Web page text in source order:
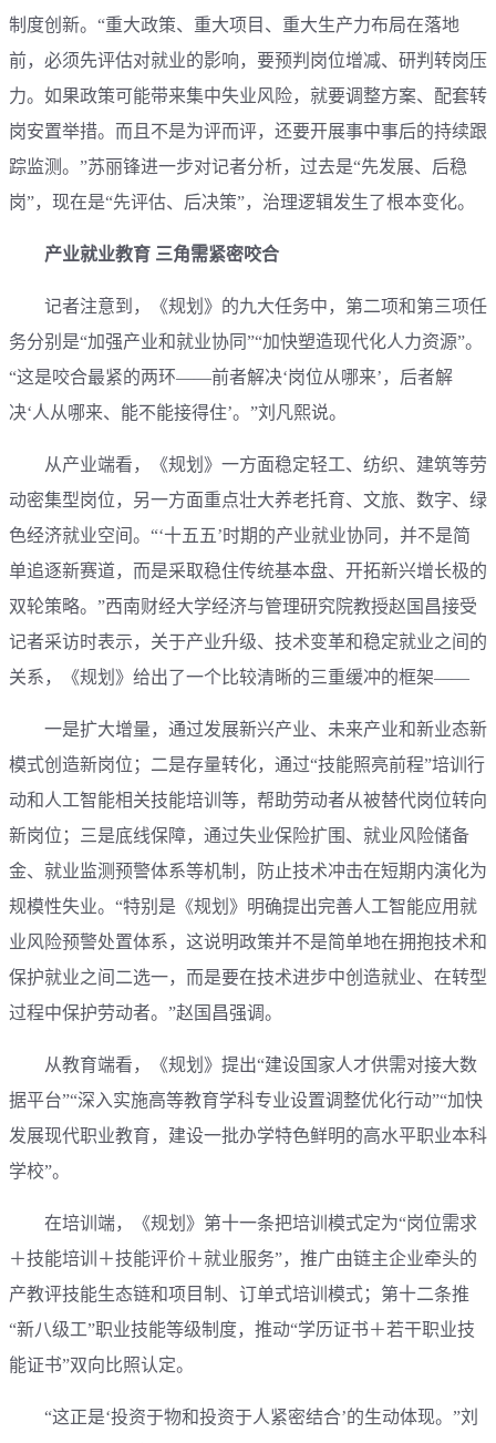
制度创新。“重大政策、重大项目、重大生产力布局在落地
前，必须先评估对就业的影响，要预判岗位增减、研判转岗压
力。如果政策可能带来集中失业风险，就要调整方案、配套转
岗安置举措。而且不是为评而评，还要开展事中事后的持续跟
踪监测。”苏丽锋进一步对记者分析，过去是“先发展、后稳
岗”，现在是“先评估、后决策”，治理逻辑发生了根本变化。
产业就业教育 三角需紧密咬合
记者注意到，《规划》的九大任务中，第二项和第三项任
务分别是“加强产业和就业协同”“加快塑造现代化人力资源”。
“这是咬合最紧的两环——前者解决‘岗位从哪来’，后者解
决‘人从哪来、能不能接得住’。”刘凡熙说。
从产业端看，《规划》一方面稳定轻工、纺织、建筑等劳
动密集型岗位，另一方面重点壮大养老托育、文旅、数字、绿
色经济就业空间。“‘十五五’时期的产业就业协同，并不是简
单追逐新赛道，而是采取稳住传统基本盘、开拓新兴增长极的
双轮策略。”西南财经大学经济与管理研究院教授赵国昌接受
记者采访时表示，关于产业升级、技术变革和稳定就业之间的
关系，《规划》给出了一个比较清晰的三重缓冲的框架——
一是扩大增量，通过发展新兴产业、未来产业和新业态新
模式创造新岗位；二是存量转化，通过“技能照亮前程”培训行
动和人工智能相关技能培训等，帮助劳动者从被替代岗位转向
新岗位；三是底线保障，通过失业保险扩围、就业风险储备
金、就业监测预警体系等机制，防止技术冲击在短期内演化为
规模性失业。“特别是《规划》明确提出完善人工智能应用就
业风险预警处置体系，这说明政策并不是简单地在拥抱技术和
保护就业之间二选一，而是要在技术进步中创造就业、在转型
过程中保护劳动者。”赵国昌强调。
从教育端看，《规划》提出“建设国家人才供需对接大数
据平台”“深入实施高等教育学科专业设置调整优化行动”“加快
发展现代职业教育，建设一批办学特色鲜明的高水平职业本科
学校”。
在培训端，《规划》第十一条把培训模式定为“岗位需求
＋技能培训＋技能评价＋就业服务”，推广由链主企业牵头的
产教评技能生态链和项目制、订单式培训模式；第十二条推
“新八级工”职业技能等级制度，推动“学历证书＋若干职业技
能证书”双向比照认定。
“这正是‘投资于物和投资于人紧密结合’的生动体现。”刘